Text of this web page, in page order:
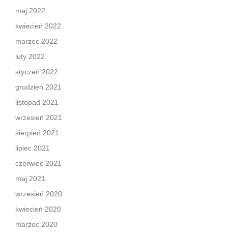
maj 2022
kwiecień 2022
marzec 2022
luty 2022
styczeń 2022
grudzień 2021
listopad 2021
wrzesień 2021
sierpień 2021
lipiec 2021
czerwiec 2021
maj 2021
wrzesień 2020
kwiecień 2020
marzec 2020